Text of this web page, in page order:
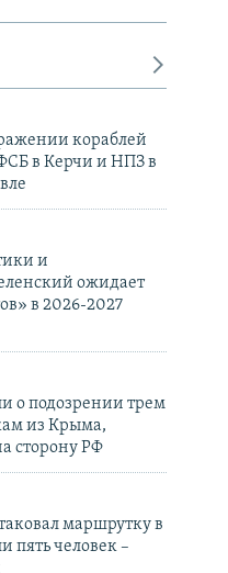
кораблей
в Керчи и НПЗ в
и
ожидает
в 2026-2027
о подозрении трем
из Крыма,
сторону РФ
маршрутку в
пять человек –